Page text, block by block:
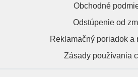
Obchodné
Odstúpenie od
Reklamačný poriadok a
Zásady používania